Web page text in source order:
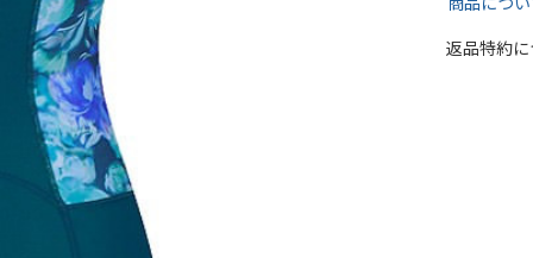
返品特約に